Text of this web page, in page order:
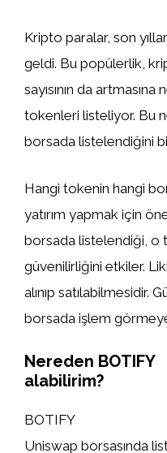
Kripto paralar, son
geldi. Bu popülerlik,
sayısının da
tokenleri listeliyor. Bu
borsada listelendiğini
Hangi tokenin hangi
yatırım yapmak için
borsada listelendiği, o
güvenilirliğini etkiler.
alınıp satılabilmesidir.
borsada işlem
Nereden BOTIFY
alabilirim?
BOTIFY
Uniswap borsasında